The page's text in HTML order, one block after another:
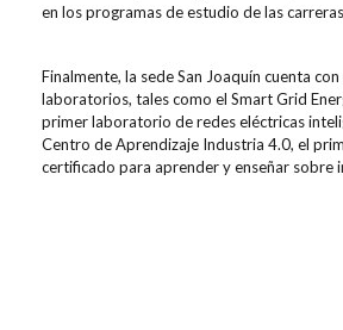
en los programas de estudio de las
Finalmente, la sede San Joaquín cuenta
laboratorios, tales como el Smart Grid
primer laboratorio de redes eléctricas
Centro de Aprendizaje Industria 4.0, el
certificado para aprender y enseñar sobre